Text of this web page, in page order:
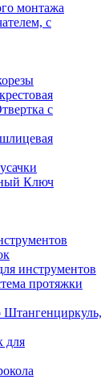
монтажа
с
с
Ключ
инструментов
протяжки
Штангенциркуль,
для